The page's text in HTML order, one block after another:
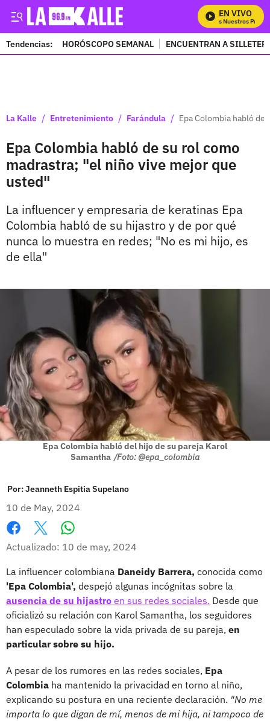
EN VIVO
Mira Todos Nuestros
Tendencias: HORÓSCOPO SEMANAL ENCUENTRAN A
La Kalle / Entretenimiento / Farándula / Epa Colombia habló
Epa Colombia habló de su rol como
madrastra; "el niño vive mejor que
usted"
La influencer y empresaria de keratinas Epa
Colombia habló de su hijastro y de por qué
nunca lo muestra en redes; "No es mi hijo, es
de ella"
Epa Colombia habló del hijo de su pareja Karol
Samantha /Foto: @epa_colombia
Por:Jeanneth Espitia Supelano
10 de May, 2024
Facebook
X
Actualizado: 10 de may, 2024
La influencer colombiana Daneidy Barrera, conocida como
'Epa Colombia', despejó algunas incógnitas sobre la
ausencia de su hijastro en sus redes sociales. Desde que
oficializó su relación con Karol Samantha, los seguidores
han especulado sobre la vida privada de su pareja, en
particular sobre su hijo.
A pesar de los rumores en las redes sociales, Epa
Colombia ha mantenido la privacidad en torno al niño,
explicando su postura en una reciente declaración. "No me
importa lo que digan de mí, menos de mi hija, ni tampoco de